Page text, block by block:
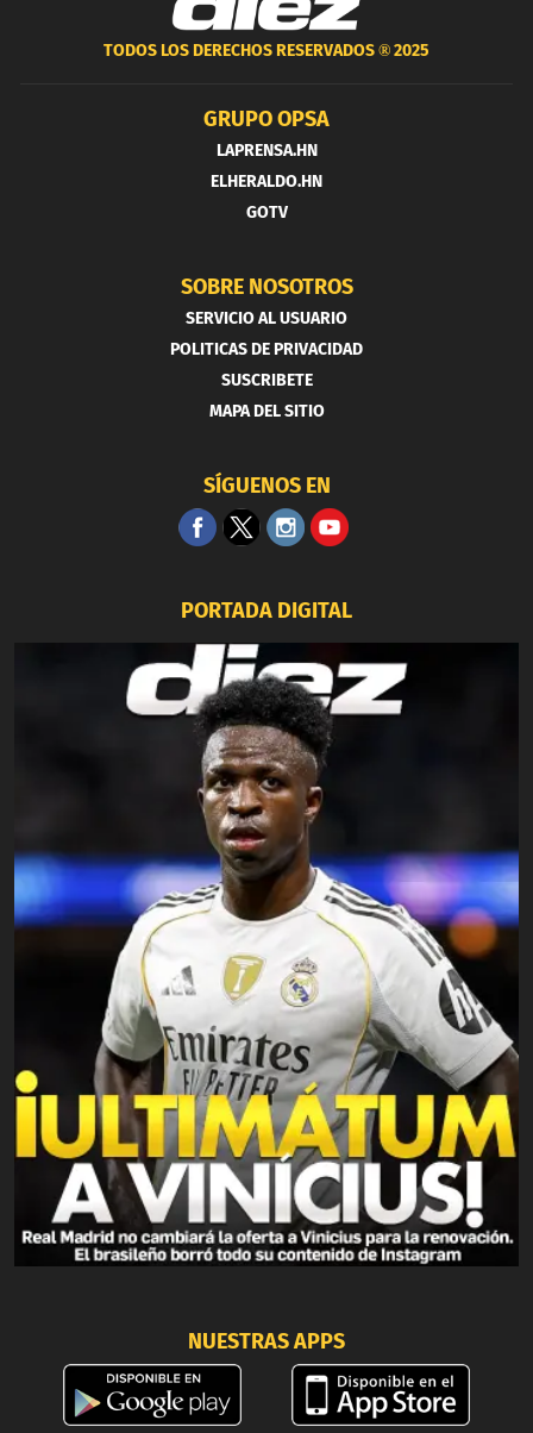
TODOS LOS DERECHOS RESERVADOS ®2025
GRUPO OPSA
LAPRENSA.HN
ELHERALDO.HN
GOTV
SOBRE NOSOTROS
SERVICIO AL USUARIO
POLITICAS DE PRIVACIDAD
SUSCRIBETE
MAPA DEL SITIO
SÍGUENOS EN
PORTADA DIGITAL
NUESTRAS APPS